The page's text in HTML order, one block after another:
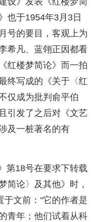
也于1954年3月3日
号的要目，客观上为
希凡、蓝翎正因都看
红楼梦简论》而一拍
终写成的《关于〈红
仅成为批判俞平伯
引发了之后对《文艺
及一桩著名的有
第18号在要求下转载
简论〉及其他》时，
于文前：“它的作者是
青年；他们试着从科